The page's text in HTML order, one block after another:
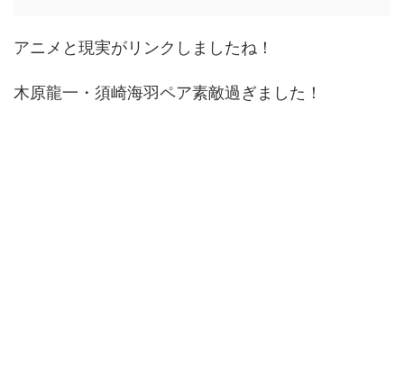
アニメと現実がリンクしましたね！
木原龍一・須崎海羽ペア素敵過ぎました！